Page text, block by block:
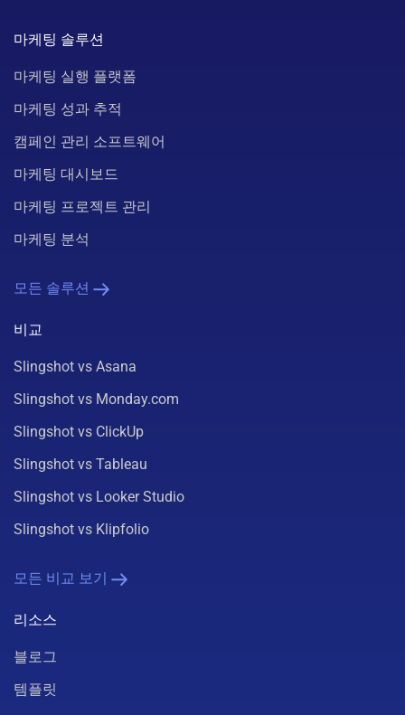
마케팅 솔루션
마케팅 실행 플랫폼
마케팅 성과 추적
캠페인 관리 소프트웨어
마케팅 대시보드
마케팅 프로젝트 관리
마케팅 분석
모든 솔루션
비교
Slingshot vs Asana
Slingshot vs Monday.com
Slingshot vs ClickUp
Slingshot vs Tableau
Slingshot vs Looker Studio
Slingshot vs Klipfolio
모든 비교 보기
리소스
블로그
템플릿